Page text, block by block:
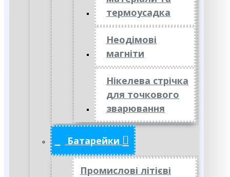
термоусадка
Неодімові
магніти
Нікелева стрічка
для точкового
зварювання
Батарейки
Промислові літієві